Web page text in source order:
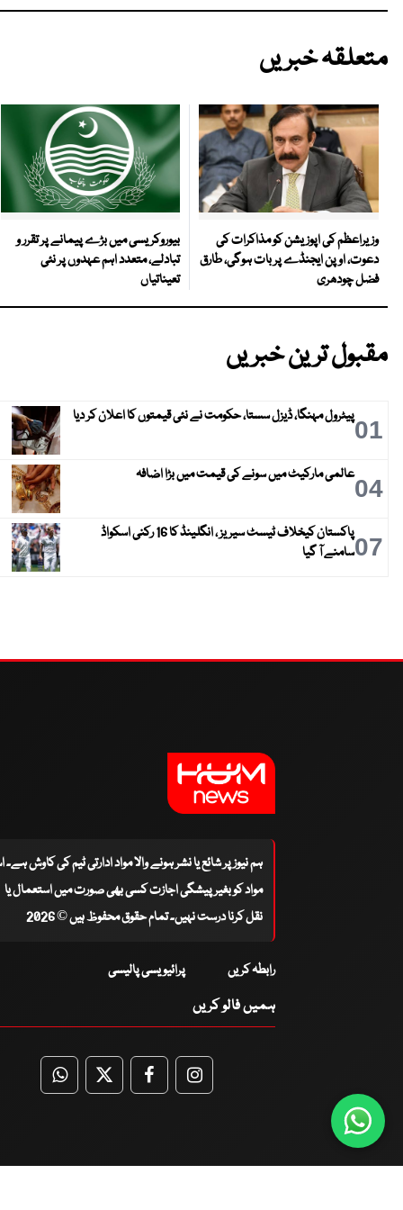
متعلقہ خبریں
وزیراعظم کی اپوزیشن کو مذاکرات کی
دعوت، اوپن ایجنڈے پر بات ہوگی، طارق
فضل چودھری
بیوروکریسی میں بڑے پیمانے پر تقرر و
تبادلے، متعدد اہم عہدوں پر نئی
تعیناتیاں
مقبول ترین خبریں
01پیٹرول مہنگا، ڈیزل سستا، حکومت نے نئی قیمتوں کا اعلان کر دیا
04عالمی مارکیٹ میں سونے کی قیمت میں بڑا اضافہ
07
پاکستان کیخلاف ٹیسٹ سیریز ، انگلینڈ کا 16 رکنی اسکواڈ
سامنے آ گیا
ہم نیوز پر شائع یا نشر ہونے والا مواد ادارتی ٹیم کی کاوش
مواد کو بغیر پیشگی اجازت کسی بھی صورت میں استعمال یا
نقل کرنا درست نہیں۔ تمام حقوق محفوظ ہیں © 2026
رابطہ کریں پرائیویسی پالیسی
ہمیں فالو کریں
WhatsApp
TwitterFacebookFacebook